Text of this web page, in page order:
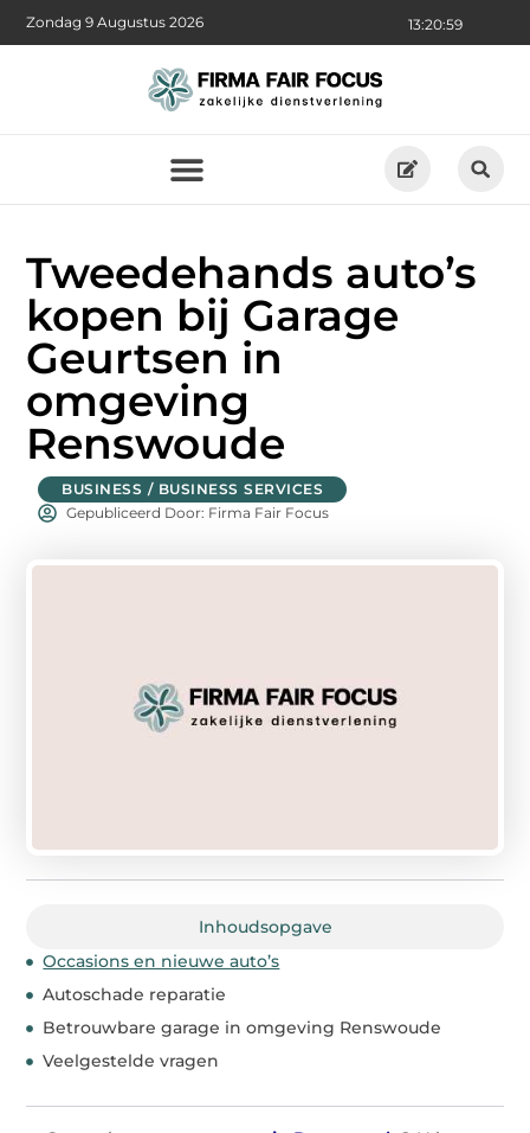
13:21:00
Zondag 9 Augustus 2026
Tweedehands auto’s
kopen bij Garage
Geurtsen in
omgeving
Renswoude
BUSINESS / BUSINESS SERVICES
Gepubliceerd Door: Firma Fair Focus
Inhoudsopgave
Occasions en nieuwe auto’s
Autoschade reparatie
Betrouwbare garage in omgeving Renswoude
Veelgestelde vragen